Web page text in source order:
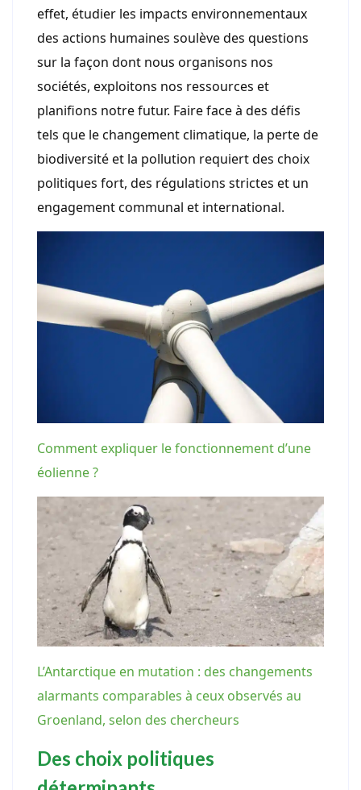
effet, étudier les impacts environnementaux
des actions humaines soulève des questions
sur la façon dont nous organisons nos
sociétés, exploitons nos ressources et
planifions notre futur. Faire face à des défis
tels que le changement climatique, la perte de
biodiversité et la pollution requiert des choix
politiques fort, des régulations strictes et un
engagement communal et international.
Comment expliquer le fonctionnement d’une
éolienne ?
L’Antarctique en mutation : des changements
alarmants comparables à ceux observés au
Groenland, selon des chercheurs
Des choix politiques